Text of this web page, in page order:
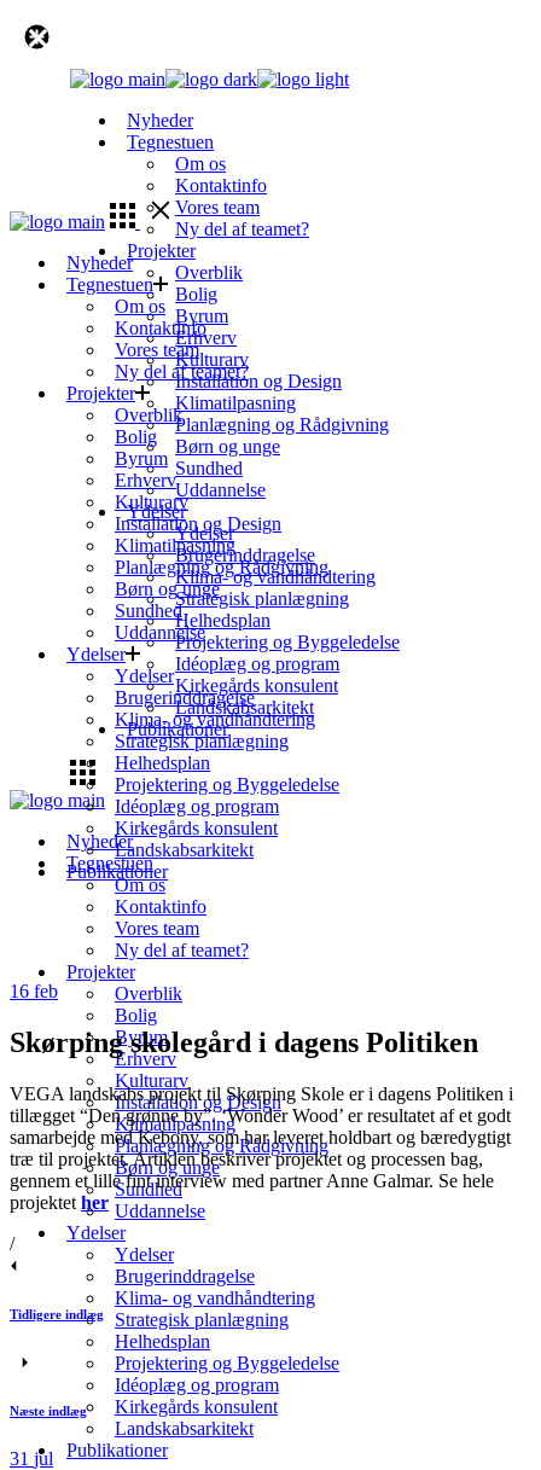
Nyheder
Tegnestuen
Om os
Kontaktinfo
Vores team
Ny del af teamet?
Projekter
Overblik
Bolig
Byrum
Erhverv
Kulturarv
Installation og Design
Klimatilpasning
Planlægning og Rådgivning
Børn og unge
Sundhed
Uddannelse
Ydelser
Ydelser
Brugerinddragelse
Klima- og vandhåndtering
Strategisk planlægning
Helhedsplan
Projektering og Byggeledelse
Idéoplæg og program
Kirkegårds konsulent
Landskabsarkitekt
Publikationer
Nyheder
Tegnestuen
Om os
Kontaktinfo
Vores team
Ny del af teamet?
Projekter
Overblik
Bolig
Byrum
Erhverv
Kulturarv
Installation og Design
Klimatilpasning
Planlægning og Rådgivning
Børn og unge
Sundhed
Uddannelse
Ydelser
Ydelser
Brugerinddragelse
Klima- og vandhåndtering
Strategisk planlægning
Helhedsplan
Projektering og Byggeledelse
Idéoplæg og program
Kirkegårds konsulent
Landskabsarkitekt
Publikationer
Nyheder
Tegnestuen
Om os
Kontaktinfo
Vores team
Ny del af teamet?
Projekter
Overblik
Bolig
Byrum
Erhverv
Kulturarv
Installation og Design
Klimatilpasning
Planlægning og Rådgivning
Børn og unge
Sundhed
Uddannelse
Ydelser
Ydelser
Brugerinddragelse
Klima- og vandhåndtering
Strategisk planlægning
Helhedsplan
Projektering og Byggeledelse
Idéoplæg og program
Kirkegårds konsulent
Landskabsarkitekt
Publikationer
16 feb
Skørping skolegård i dagens Politiken
VEGA landskabs projekt til Skørping Skole er i dagens Politiken i
tillægget “Den grønne by”. ‘Wonder Wood’ er resultatet af et godt
samarbejde med Kebony, som har leveret holdbart og bæredygtigt
træ til projektet. Artiklen beskriver projektet og processen bag,
gennem et lille fint interview med partner Anne Galmar. Se hele
projektet her
/
Tidligere indlæg
Næste indlæg
31 jul